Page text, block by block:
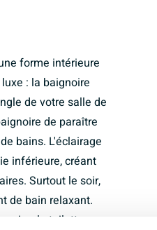
forme intérieure
: la baignoire
de votre salle de
de paraître
bains. L'éclairage
inférieure, créant
Surtout le soir,
de bain relaxant.
simple toilette